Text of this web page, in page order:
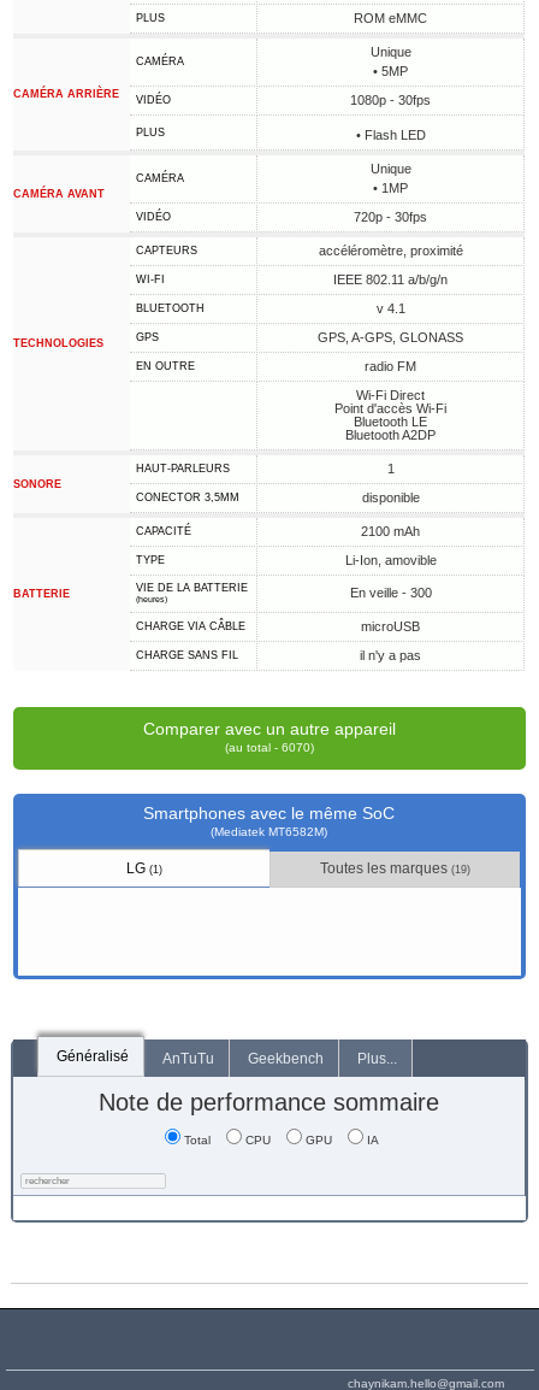
PLUS ROM eMMC
CAMÉRA ARRIÈRE
CAMÉRA
Unique
• 5MP
VIDÉO 1080p - 30fps
PLUS • Flash LED
CAMÉRA AVANT
CAMÉRA
Unique
• 1MP
VIDÉO 720p - 30fps
TECHNOLOGIES
CAPTEURS accéléromètre, proximité
WI-FI IEEE 802.11 a/b/g/n
BLUETOOTH v 4.1
GPS GPS, A-GPS, GLONASS
EN OUTRE
radio FM
Wi-Fi Direct
Point d'accès Wi-Fi
Bluetooth LE
Bluetooth A2DP
SONORE
HAUT-PARLEURS 1
CONECTOR 3,5MM disponible
BATTERIE
CAPACITÉ 2100 mAh
TYPE Li-Ion, amovible
VIE DE LA BATTERIE
(heures) En veille - 300
CHARGE VIA CÂBLE microUSB
CHARGE SANS FIL il n'y a pas
Comparer avec un autre appareil
(au total - 6070)
Smartphones avec le même SoC
(Mediatek MT6582M)
LG(1) Toutes les marques(19)
Généralisé AnTuTu Geekbench Plus...
Note de performance sommaire
Total CPU GPU IA
chaynikam.hello@gmail.com